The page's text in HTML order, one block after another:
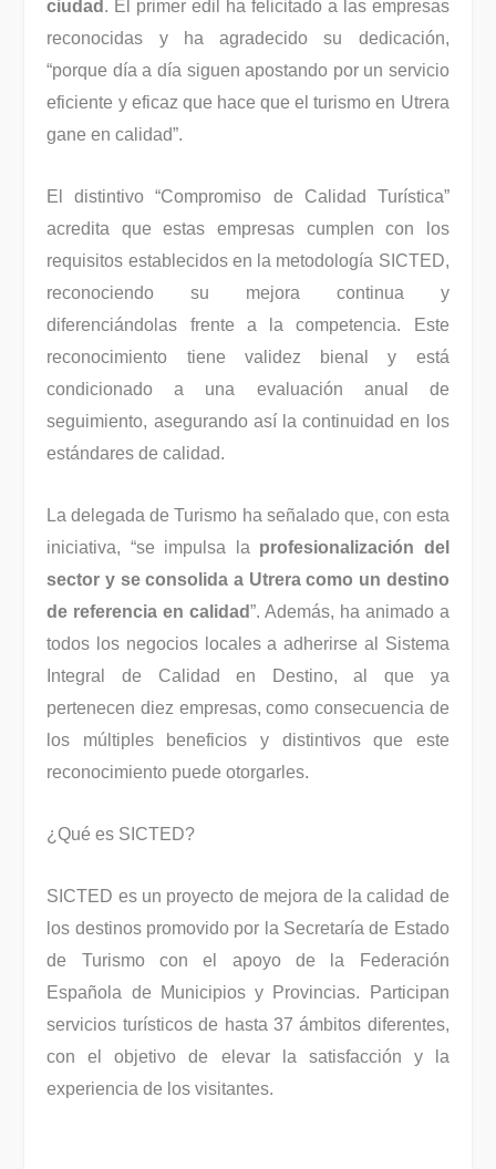
ciudad . El primer edil ha felicitado a las empresas
reconocidas y ha agradecido su dedicación,
“porque día a día siguen apostando por un servicio
eficiente y eficaz que hace que el turismo en Utrera
gane en calidad”.
El distintivo “Compromiso de Calidad Turística”
acredita que estas empresas cumplen con los
requisitos establecidos en la metodología SICTED,
reconociendo su mejora continua y
diferenciándolas frente a la competencia. Este
reconocimiento tiene validez bienal y está
condicionado a una evaluación anual de
seguimiento, asegurando así la continuidad en los
estándares de calidad.
La delegada de Turismo ha señalado que, con esta
iniciativa, “se impulsa la profesionalización del
sector y se consolida a Utrera como un destino
de referencia en calidad”. Además, ha animado a
todos los negocios locales a adherirse al Sistema
Integral de Calidad en Destino, al que ya
pertenecen diez empresas, como consecuencia de
los múltiples beneficios y distintivos que este
reconocimiento puede otorgarles.
¿Qué es SICTED?
SICTED es un proyecto de mejora de la calidad de
los destinos promovido por la Secretaría de Estado
de Turismo con el apoyo de la Federación
Española de Municipios y Provincias. Participan
servicios turísticos de hasta 37 ámbitos diferentes,
con el objetivo de elevar la satisfacción y la
experiencia de los visitantes.